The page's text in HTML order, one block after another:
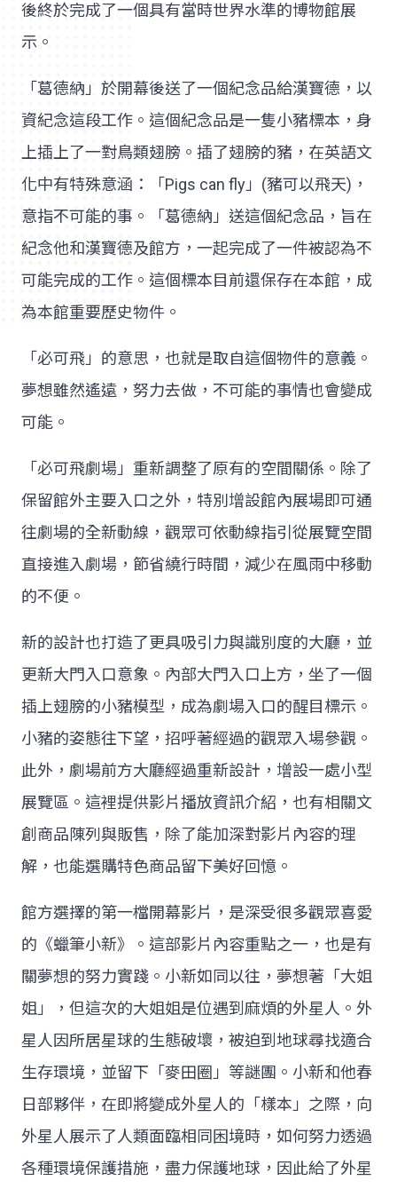
後終於完成了一個具有當時世界水準的博物館展
示。
「葛德納」於開幕後送了一個紀念品給漢寶德，以
資紀念這段工作。這個紀念品是一隻小豬標本，身
上插上了一對鳥類翅膀。插了翅膀的豬，在英語文
化中有特殊意涵：「Pigs can fly」(豬可以飛天)，
意指不可能的事。「葛德納」送這個紀念品，旨在
紀念他和漢寶德及館方，一起完成了一件被認為不
可能完成的工作。這個標本目前還保存在本館，成
為本館重要歷史物件。
「必可飛」的意思，也就是取自這個物件的意義。
夢想雖然遙遠，努力去做，不可能的事情也會變成
可能。
「必可飛劇場」重新調整了原有的空間關係。除了
保留館外主要入口之外，特別增設館內展場即可通
往劇場的全新動線，觀眾可依動線指引從展覽空間
直接進入劇場，節省繞行時間，減少在風雨中移動
的不便。
新的設計也打造了更具吸引力與識別度的大廳，並
更新大門入口意象。內部大門入口上方，坐了一個
插上翅膀的小豬模型，成為劇場入口的醒目標示。
小豬的姿態往下望，招呼著經過的觀眾入場參觀。
此外，劇場前方大廳經過重新設計，增設一處小型
展覽區。這裡提供影片播放資訊介紹，也有相關文
創商品陳列與販售，除了能加深對影片內容的理
解，也能選購特色商品留下美好回憶。
館方選擇的第一檔開幕影片，是深受很多觀眾喜愛
的《蠟筆小新》。這部影片內容重點之一，也是有
關夢想的努力實踐。小新如同以往，夢想著「大姐
姐」，但這次的大姐姐是位遇到麻煩的外星人。外
星人因所居星球的生態破壞，被迫到地球尋找適合
生存環境，並留下「麥田圈」等謎團。小新和他春
日部夥伴，在即將變成外星人的「樣本」之際，向
外星人展示了人類面臨相同困境時，如何努力透過
各種環境保護措施，盡力保護地球，因此給了外星